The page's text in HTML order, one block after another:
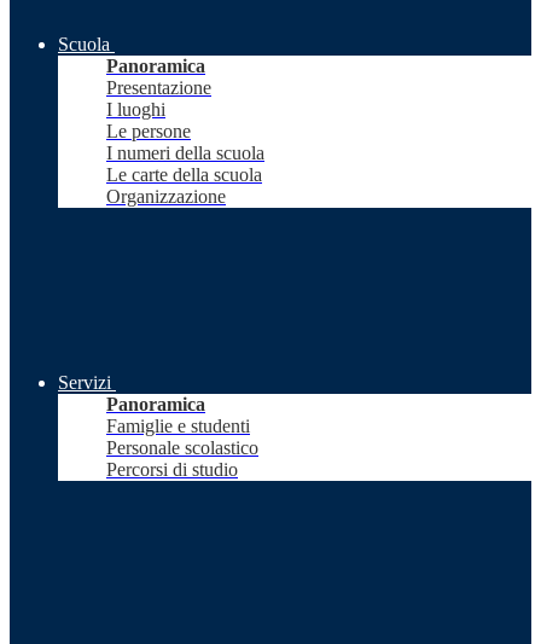
Scuola
Panoramica
Presentazione
I luoghi
Le persone
I numeri della scuola
Le carte della scuola
Organizzazione
Servizi
Panoramica
Famiglie e studenti
Personale scolastico
Percorsi di studio